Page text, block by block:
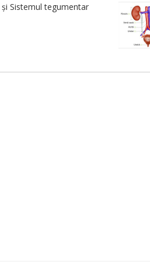
Sistemul tegumentar